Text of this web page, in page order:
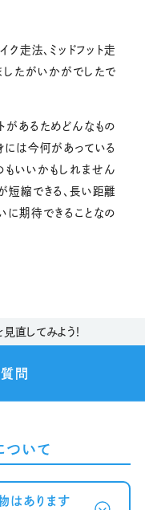
ク走法、ミッドフット走
たがいかがでしたで
があるためどんなもの
には今何があっている
いいかもしれません
短縮できる、長い距離
に期待できることなの
直してみよう！
問
ついて
はあります